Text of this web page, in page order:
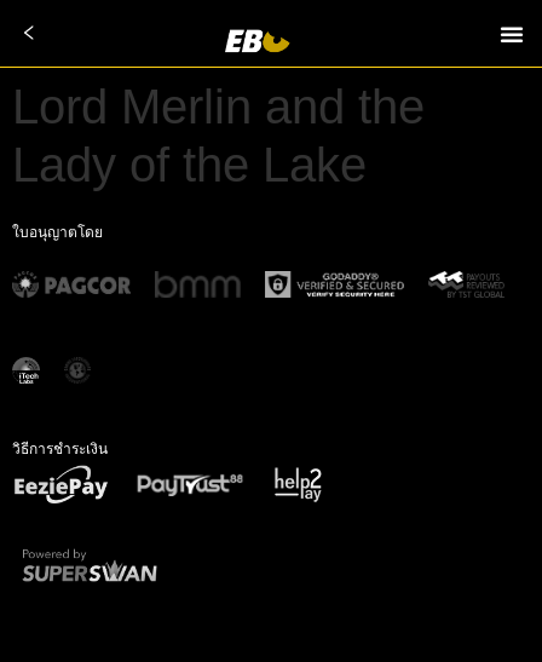
Lord Merlin and the
Lady of the Lake
ใบอนุญาตโดย
วิธีการชำระเงิน